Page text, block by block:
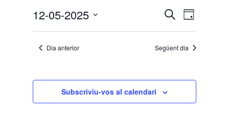
maig
2025
Navegació
visual
i
cerca
Cerca
de
Dia
12-05-2025
data.Dia anterior Següent dia
Subscriviu-vos al calendari